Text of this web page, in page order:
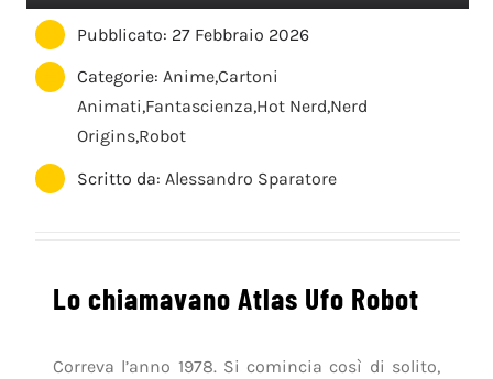
Pubblicato: 27 Febbraio 2026
Categorie:Anime,Cartoni
Animati,Fantascienza,Hot Nerd,Nerd
Origins,Robot
Scritto da: Alessandro Sparatore
Lo chiamavano Atlas Ufo Robot
Correva l’anno 1978. Si comincia così di solito,